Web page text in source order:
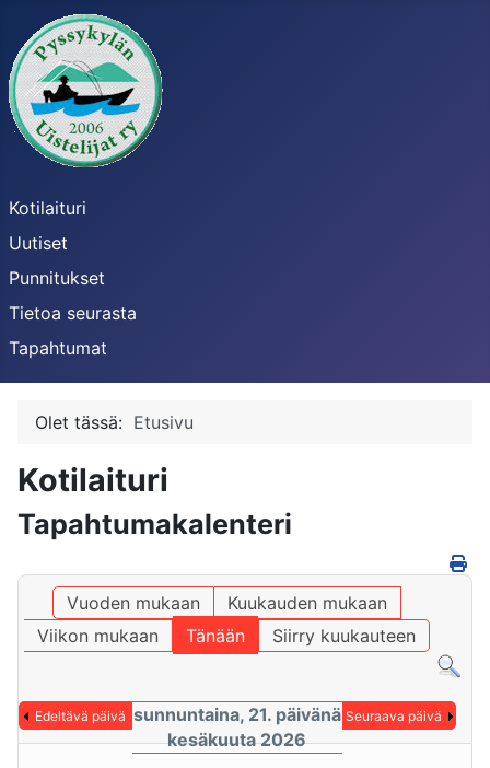
Kotilaituri
Uutiset
Punnitukset
Tietoa seurasta
Tapahtumat
Olet tässä: Etusivu
Kotilaituri
Tapahtumakalenteri
Vuoden mukaan
Kuukauden mukaan
Viikon mukaan
Tänään Siirry kuukauteen
Edeltävä päivä sunnuntaina, 21. päivänä
kesäkuuta 2026
Seuraava päivä